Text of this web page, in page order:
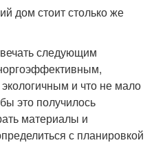
дом стоит столько же
следующим
и что не мало
это получилось
материалы и
с планировкой